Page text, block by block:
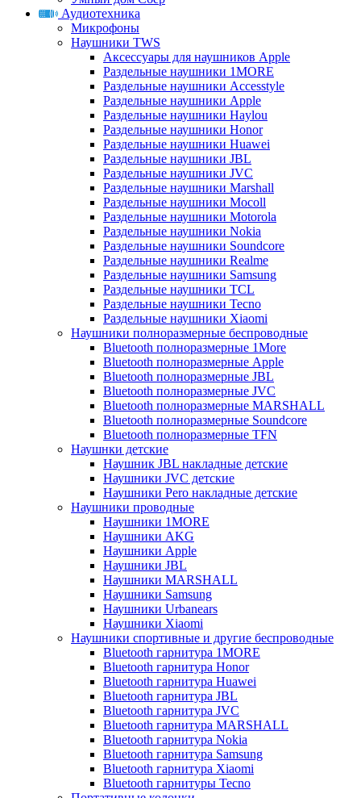
Аудиотехника
Микрофоны
Наушники TWS
Аксессуары для наушников Apple
Раздельные наушники 1MORE
Раздельные наушники Accesstyle
Раздельные наушники Apple
Раздельные наушники Haylou
Раздельные наушники Honor
Раздельные наушники Huawei
Раздельные наушники JBL
Раздельные наушники JVC
Раздельные наушники Marshall
Раздельные наушники Mocoll
Раздельные наушники Motorola
Раздельные наушники Nokia
Раздельные наушники Soundcore
Раздельные наушники Realme
Раздельные наушники Samsung
Раздельные наушники TCL
Раздельные наушники Tecno
Раздельные наушники Xiaomi
Наушники полноразмерные беспроводные
Bluetooth полноразмерные 1More
Bluetooth полноразмерные Apple
Bluetooth полноразмерные JBL
Bluetooth полноразмерные JVC
Bluetooth полноразмерные MARSHALL
Bluetooth полноразмерные Soundcore
Bluetooth полноразмерные TFN
Наушнки детские
Наушник JBL накладные детские
Наушники JVC детские
Наушники Pero накладные детские
Наушники проводные
Наушники 1MORE
Наушники AKG
Наушники Apple
Наушники JBL
Наушники MARSHALL
Наушники Samsung
Наушники Urbanears
Наушники Xiaomi
Наушники спортивные и другие беспроводные
Bluetooth гарнитура 1MORE
Bluetooth гарнитура Honor
Bluetooth гарнитура Huawei
Bluetooth гарнитура JBL
Bluetooth гарнитура JVC
Bluetooth гарнитура MARSHALL
Bluetooth гарнитура Nokia
Bluetooth гарнитура Samsung
Bluetooth гарнитура Xiaomi
Bluetooth гарнитуры Tecno